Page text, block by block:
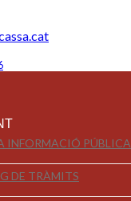
INFORMACIÓ PÚBLICA
DE TRÀMITS